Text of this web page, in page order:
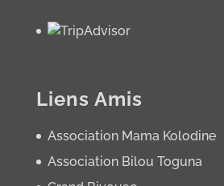
Liens Amis
Association Mama Kolodine
Association Bilou Toguna